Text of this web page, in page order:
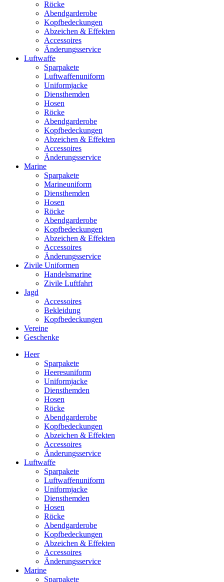
Röcke
Abendgarderobe
Kopfbedeckungen
Abzeichen & Effekten
Accessoires
Änderungsservice
Luftwaffe
Sparpakete
Luftwaffenuniform
Uniformjacke
Diensthemden
Hosen
Röcke
Abendgarderobe
Kopfbedeckungen
Abzeichen & Effekten
Accessoires
Änderungsservice
Marine
Sparpakete
Marineuniform
Diensthemden
Hosen
Röcke
Abendgarderobe
Kopfbedeckungen
Abzeichen & Effekten
Accessoires
Änderungsservice
Zivile Uniformen
Handelsmarine
Zivile Luftfahrt
Jagd
Accessoires
Bekleidung
Kopfbedeckungen
Vereine
Geschenke
Heer
Sparpakete
Heeresuniform
Uniformjacke
Diensthemden
Hosen
Röcke
Abendgarderobe
Kopfbedeckungen
Abzeichen & Effekten
Accessoires
Änderungsservice
Luftwaffe
Sparpakete
Luftwaffenuniform
Uniformjacke
Diensthemden
Hosen
Röcke
Abendgarderobe
Kopfbedeckungen
Abzeichen & Effekten
Accessoires
Änderungsservice
Marine
Sparpakete